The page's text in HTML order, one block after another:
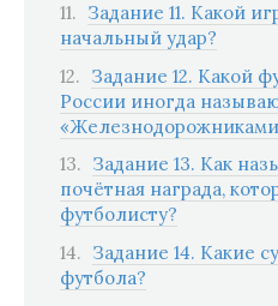
Задание 11. Какой
начальный удар?
Задание 12. Какой
России иногда
Задание 13. Как
почётная награда,
футболисту?
Задание 14. Какие
футбола?